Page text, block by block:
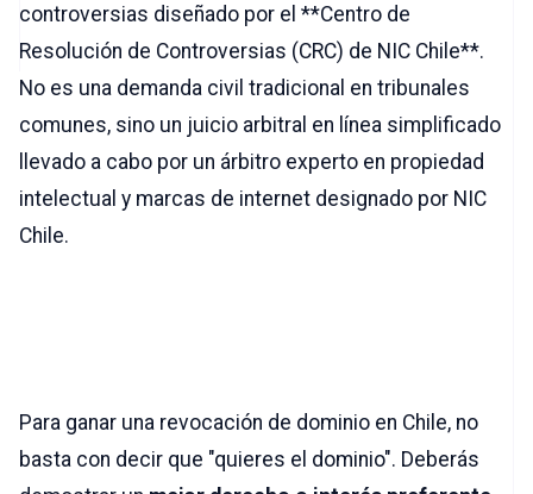
controversias diseñado por el **Centro de
Resolución de Controversias (CRC) de NIC Chile**.
No es una demanda civil tradicional en tribunales
comunes, sino un juicio arbitral en línea simplificado
llevado a cabo por un árbitro experto en propiedad
intelectual y marcas de internet designado por NIC
Chile.
Para ganar una revocación de dominio en Chile, no
basta con decir que "quieres el dominio". Deberás